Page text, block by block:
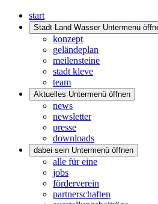
start
Stadt Land Wasser Untermenü
konzept
geländeplan
meilensteine
stadt kleve
team
Aktuelles Untermenü öffnen
news
newsletter
presse
downloads
dabei sein Untermenü öffnen
alle für eine
jobs
förderverein
partnerschaften